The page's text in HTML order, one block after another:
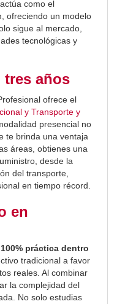
actúa como el
ofreciendo un modelo
sigue al mercado,
tecnológicas y
años
ofrece el
y Transporte y
presencial no
te brinda una ventaja
áreas, obtienes una
desde la
del transporte,
en tiempo récord.
en
100% práctica dentro
tradicional a favor
reales. Al combinar
la complejidad del
No solo estudias